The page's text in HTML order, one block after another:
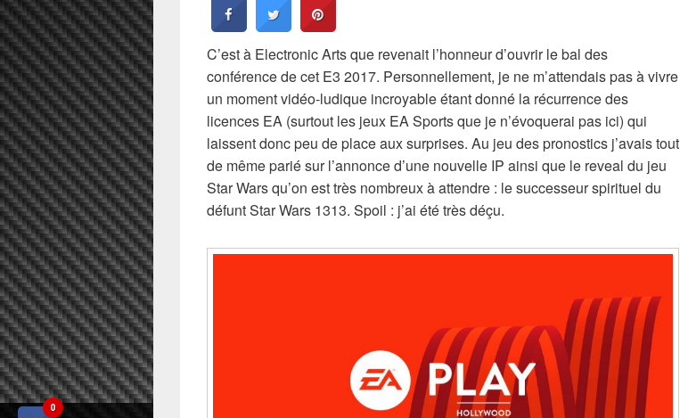
C’est à Electronic Arts que revenait l’honneur d’ouvrir le bal des
conférence de cet E3 2017. Personnellement, je ne m’attendais pas à vivre
un moment vidéo-ludique incroyable étant donné la récurrence des
licences EA (surtout les jeux EA Sports que je n’évoquerai pas ici) qui
laissent donc peu de place aux surprises. Au jeu des pronostics j’avais tout
de même parié sur l’annonce d’une nouvelle IP ainsi que le reveal du jeu
Star Wars qu’on est très nombreux à attendre : le successeur spirituel du
défunt Star Wars 1313. Spoil : j’ai été très déçu.
0